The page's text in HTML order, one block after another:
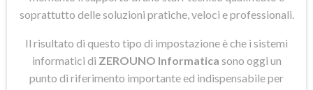
soprattutto delle soluzioni pratiche, veloci e professionali.
Il risultato di questo tipo di impostazione è che i sistemi
informatici di ZEROUNO Informatica sono oggi un
punto di riferimento importante ed indispensabile per